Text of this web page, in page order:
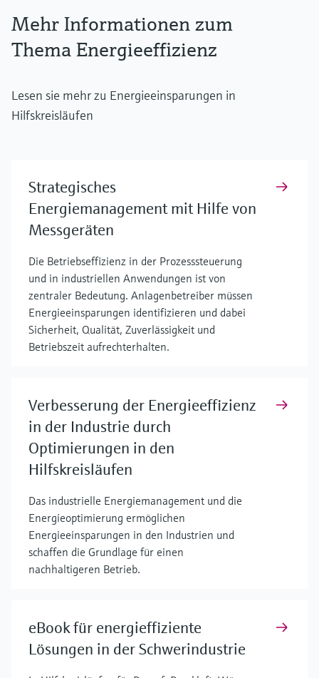
Mehr Informationen zum
Thema Energieeffizienz
Lesen sie mehr zu Energieeinsparungen in
Hilfskreisläufen
Strategisches
Energiemanagement mit Hilfe von
Messgeräten
Die Betriebseffizienz in der Prozesssteuerung
und in industriellen Anwendungen ist von
zentraler Bedeutung. Anlagenbetreiber müssen
Energieeinsparungen identifizieren und dabei
Sicherheit, Qualität, Zuverlässigkeit und
Betriebszeit aufrechterhalten.
Verbesserung der Energieeffizienz
in der Industrie durch
Optimierungen in den
Hilfskreisläufen
Das industrielle Energiemanagement und die
Energieoptimierung ermöglichen
Energieeinsparungen in den Industrien und
schaffen die Grundlage für einen
nachhaltigeren Betrieb.
eBook für energieffiziente
Lösungen in der Schwerindustrie